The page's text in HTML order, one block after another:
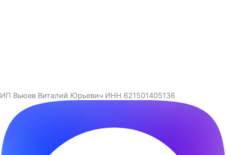
ИП Вьюев Виталий Юрьевич ИНН 621501405136